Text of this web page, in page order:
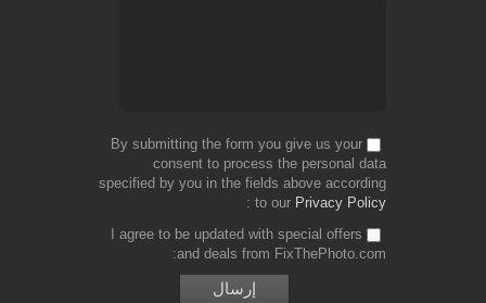
By submitting the form you give us your
consent to process the personal data
specified by you in the fields above according
to our Privacy Policy
I agree to be updated with special offers
and deals from FixThePhoto.com